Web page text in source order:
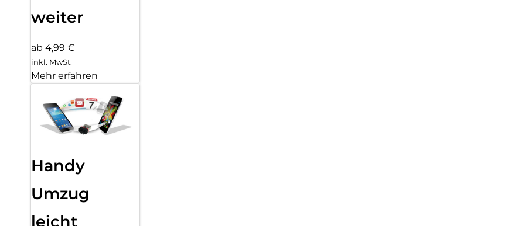
weiter
ab 4,99 €
inkl. MwSt.
Mehr erfahren
Handy
Umzug
leicht